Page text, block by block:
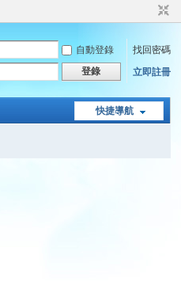
自動登錄
找回密碼
登錄 立即註冊
快捷導航